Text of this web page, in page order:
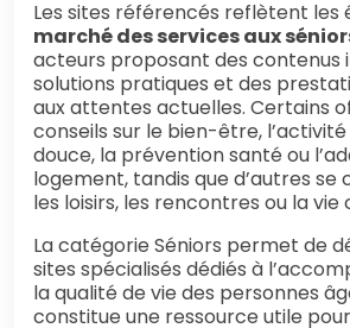
Les sites référencés reflètent les
marché des services aux
acteurs proposant des contenus
solutions pratiques et des
aux attentes actuelles. Certains
conseils sur le bien-être,
douce, la prévention santé ou
logement, tandis que d’autres
les loisirs, les rencontres ou la vie
La catégorie Séniors permet de
sites spécialisés dédiés à
la qualité de vie des personnes
constitue une ressource utile